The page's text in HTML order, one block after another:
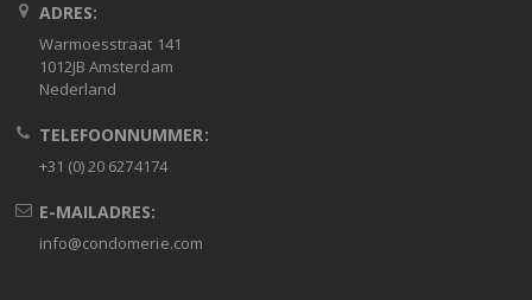
ADRES:
Warmoesstraat 141
1012JB Amsterdam
Nederland
TELEFOONNUMMER:
+31 (0) 20 6274174
E-MAILADRES:
info@condomerie.com